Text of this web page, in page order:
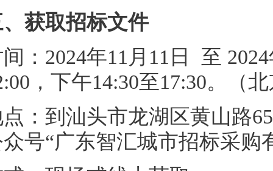
获取招标文件
：2024年11月11日 至
，下午14:30至17:30。（
：到汕头市龙湖区黄山路
号“广东智汇城市招标采购